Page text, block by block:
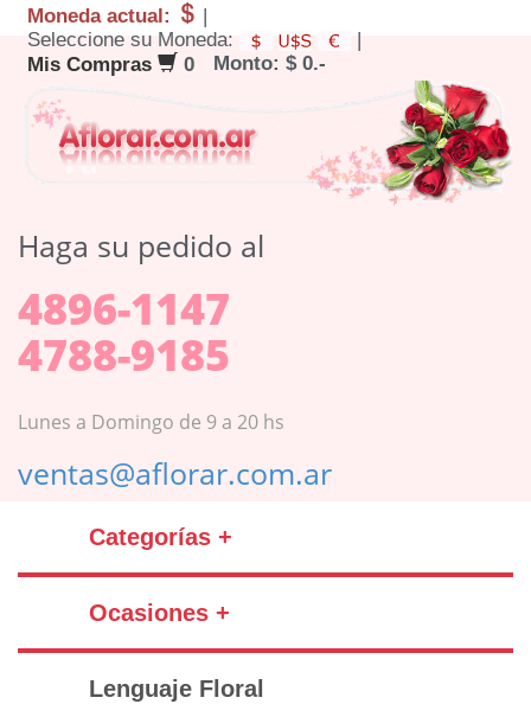
Moneda actual:
|
Seleccione su Moneda:
|
Mis Compras
0 Monto: $ 0.-
Haga su pedido al
4896-1147
4788-9185
Lunes a Domingo de 9 a 20 hs
ventas@aflorar.com.ar
Categorías +
Ocasiones +
Lenguaje Floral